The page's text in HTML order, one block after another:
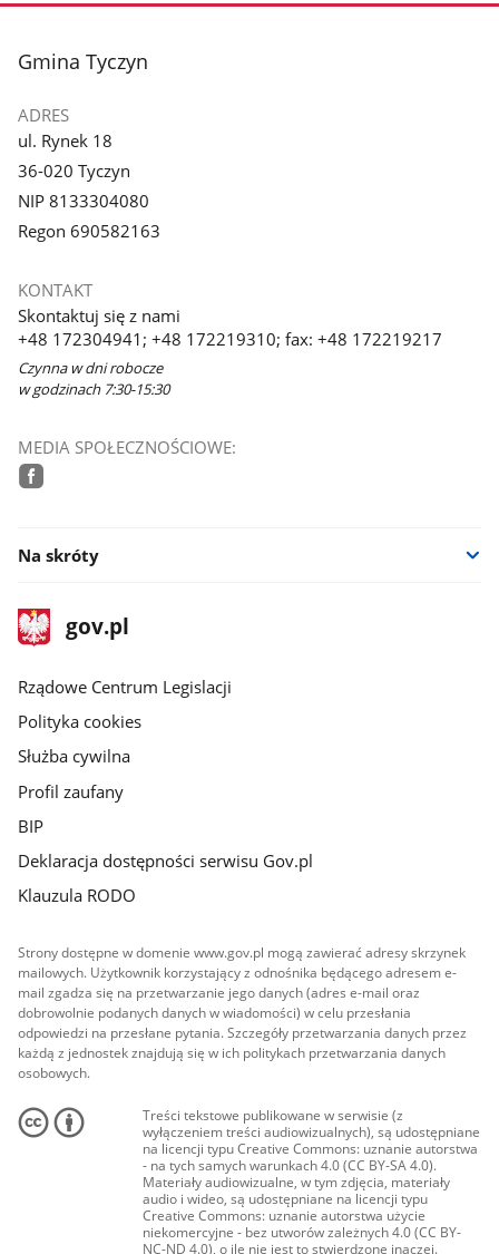
stopka
Gmina Tyczyn
ADRES
ul. Rynek 18
36-020 Tyczyn
NIP 8133304080
Regon 690582163
KONTAKT
Skontaktuj się z nami
+48 172304941; +48 172219310; fax: +48 172219217
Czynna w dni robocze
w godzinach 7:30-15:30
MEDIA SPOŁECZNOŚCIOWE:
Na skróty
stopka
gov.plStrona
gov.pl
Rządowe Centrum Legislacji
Polityka cookies
Służba cywilna
Profil zaufany
BIP
Deklaracja dostępności serwisu Gov.pl
Klauzula RODO
Strony dostępne w domenie www.gov.pl mogą zawierać adresy skrzynek
mailowych. Użytkownik korzystający z odnośnika będącego adresem e-
mail zgadza się na przetwarzanie jego danych (adres e-mail oraz
dobrowolnie podanych danych w wiadomości) w celu przesłania
odpowiedzi na przesłane pytania. Szczegóły przetwarzania danych przez
każdą z jednostek znajdują się w ich politykach przetwarzania danych
osobowych.
Treści tekstowe publikowane w serwisie (z
wyłączeniem treści audiowizualnych), są udostępniane
na licencji typu Creative Commons: uznanie autorstwa
- na tych samych warunkach 4.0 (CC BY-SA 4.0).
Materiały audiowizualne, w tym zdjęcia, materiały
audio i wideo, są udostępniane na licencji typu
Creative Commons: uznanie autorstwa użycie
niekomercyjne - bez utworów zależnych 4.0 (CC BY-
NC-ND 4.0), o ile nie jest to stwierdzone inaczej.